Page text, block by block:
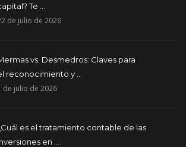
Te ...
de julio de 2026
vs. Desmedros: Claves para
reconocimiento y ...
de julio de 2026
es el tratamiento contable de las
en ...